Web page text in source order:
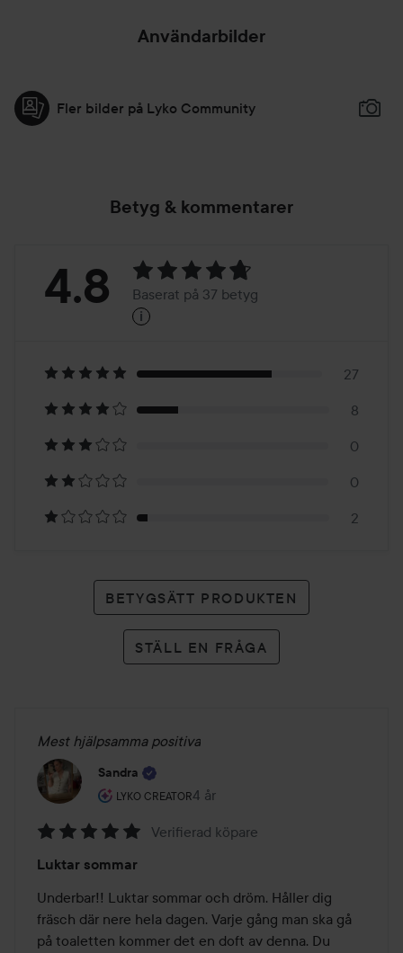
Användarbilder
Fler bilder på Lyko Community
Betyg & kommentarer
Betyg:
Baserat
på
37
betyg
4.8 Baserat på 37 betyg
i
27
8
0
0
2
BETYGSÄTT PRODUKTEN
STÄLL EN FRÅGA
Mest hjälpsamma positiva
Sandra
LYKO CREATOR
Användarens roll: Lyko Creator.
4 år
Inlägget skapades 4 år
5
av
5
Verifierad köpare
Luktar sommar
Underbar!! Luktar sommar och dröm. Håller dig
fräsch där nere hela dagen. Varje gång man ska gå
på toaletten kommer det en doft av denna. Du